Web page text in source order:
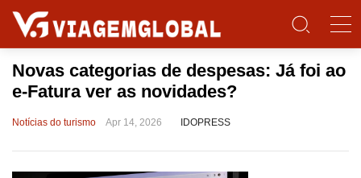
Novas categorias de despesas: Já foi ao
e-Fatura ver as novidades?
Notícias do turismo Apr 14, 2026 IDOPRESS